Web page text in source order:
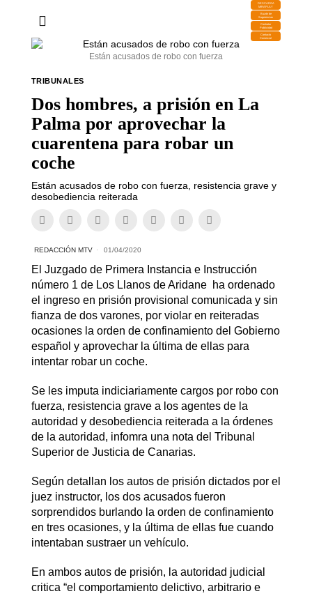
DESCARGA
MIRAPLAY
Buzón de
Sugerencias
Contratar
Publicidad
Contacto
Comercial
Están acusados de robo con fuerza
TRIBUNALES
Dos hombres, a prisión en La
Palma por aprovechar la
cuarentena para robar un
coche
Están acusados de robo con fuerza, resistencia grave y
desobediencia reiterada
REDACCIÓN MTV 01/04/2020
El Juzgado de Primera Instancia e Instrucción
número 1 de Los Llanos de Aridane ha ordenado
el ingreso en prisión provisional comunicada y sin
fianza de dos varones, por violar en reiteradas
ocasiones la orden de confinamiento del Gobierno
español y aprovechar la última de ellas para
intentar robar un coche.
Se les imputa indiciariamente cargos por robo con
fuerza, resistencia grave a los agentes de la
autoridad y desobediencia reiterada a la órdenes
de la autoridad, infomra una nota del Tribunal
Superior de Justicia de Canarias.
Según detallan los autos de prisión dictados por el
juez instructor, los dos acusados fueron
sorprendidos burlando la orden de confinamiento
en tres ocasiones, y la última de ellas fue cuando
intentaban sustraer un vehículo.
En ambos autos de prisión, la autoridad judicial
critica “el comportamiento delictivo, arbitrario e